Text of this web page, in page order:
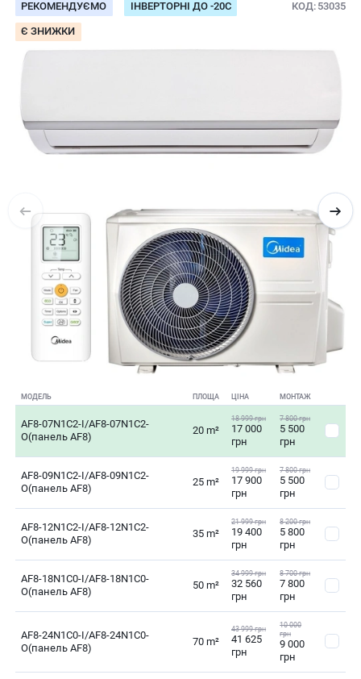
РЕКОМЕНДУЄМО ІНВЕРТОРНІ ДО -20С
Є ЗНИЖКИ
КОД 53035
МОДЕЛЬ ПЛОЩА ЦІНА МОНТАЖ
AF8-07N1C2-I/AF8-07N1C2-
O(панель AF8)
20 m²
18 999 грн
17 000
грн
7 800 грн
5 500
грн
AF8-09N1C2-I/AF8-09N1C2-
O(панель AF8)
25 m²
19 999 грн
17 900
грн
7 800 грн
5 500
грн
AF8-12N1C2-I/AF8-12N1C2-
O(панель AF8)
35 m²
21 999 грн
19 400
грн
8 200 грн
5 800
грн
AF8-18N1C0-I/AF8-18N1C0-
O(панель AF8)
50 m²
34 999 грн
32 560
грн
8 700 грн
7 800
грн
AF8-24N1C0-I/AF8-24N1C0-
O(панель AF8)
70 m²
43 999 грн
41 625
грн
10 000
грн
9 000
грн